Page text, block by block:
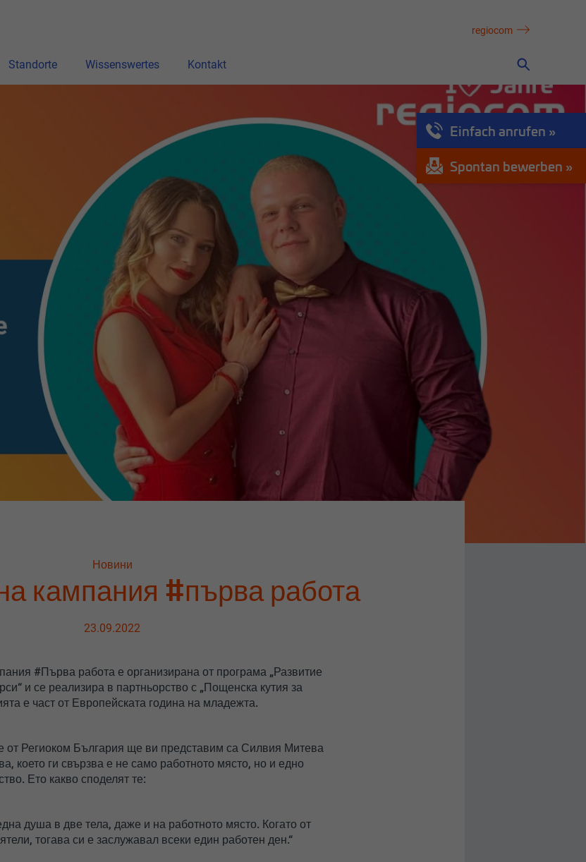
regiocom
Standorte Wissenswertes Kontakt
Einfach anrufen
Spontan bewerben
Новини
кампания #първа работа
23.09.2022
#Първа работа е организирана от програма „Развитие
и се реализира в партньорство с „Пощенска кутия за
е част от Европейската година на младежта.
от Региоком България ще ви представим са Силвия Митева
което ги свързва е не само работното място, но и едно
Ето какво споделят те:
душа в две тела, даже и на работното място. Когато от
тогава си е заслужавал всеки един работен ден.“